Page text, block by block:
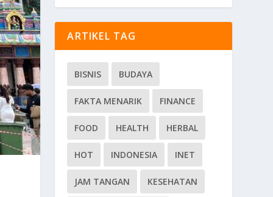
ARTIKEL TAG
BISNIS BUDAYA
FAKTA MENARIK FINANCE
FOOD HEALTH HERBAL
HOT INDONESIA INET
JAM TANGAN KESEHATAN